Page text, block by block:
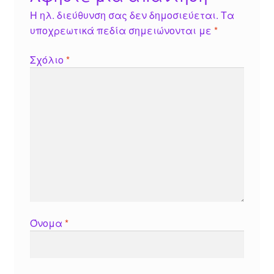
Η ηλ. διεύθυνση σας δεν δημοσιεύεται. Τα
υποχρεωτικά πεδία σημειώνονται με *
Σχόλιο*
Όνομα *